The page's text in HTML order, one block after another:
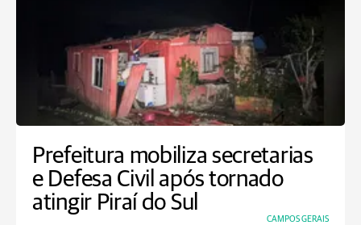
Prefeitura mobiliza secretarias
e Defesa Civil após tornado
atingir Piraí do Sul
CAMPOS GERAIS